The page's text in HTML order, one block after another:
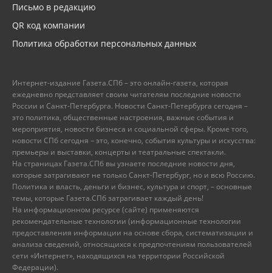
Письмо в редакцию
QR код компании
Политика обработки персональных данных
Интернет-издание Газета.СПб – это онлайн-газета, которая
ежедневно представляет своим читателям последние новости
России и Санкт-Петербурга. Новости Санкт-Петербурга сегодня –
это политика, общественные настроения, важные события и
мероприятия, новости бизнеса и социальной сферы. Кроме того,
новости СПб сегодня – это, конечно, события культуры и искусства:
премьеры и выставки, концерты и театральные спектакли.
На страницах Газета.СПб вы узнаете последние новости дня,
которые затрагивают не только Санкт-Петербург, но и всю Россию.
Политика и власть, деньги и бизнес, культура и спорт, – основные
темы, которые Газета.СПб затрагивает каждый день!
На информационном ресурсе (сайте) применяются
рекомендательные технологии (информационные технологии
предоставления информации на основе сбора, систематизации и
анализа сведений, относящихся к предпочтениям пользователей
сети «Интернет», находящихся на территории Российской
Федерации).